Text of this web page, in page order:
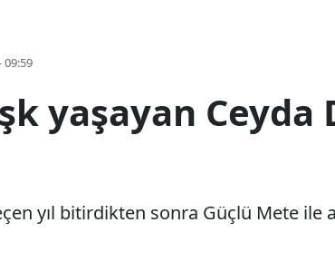
09:59
yaşayan Ceyda
yıl bitirdikten sonra Güçlü Mete